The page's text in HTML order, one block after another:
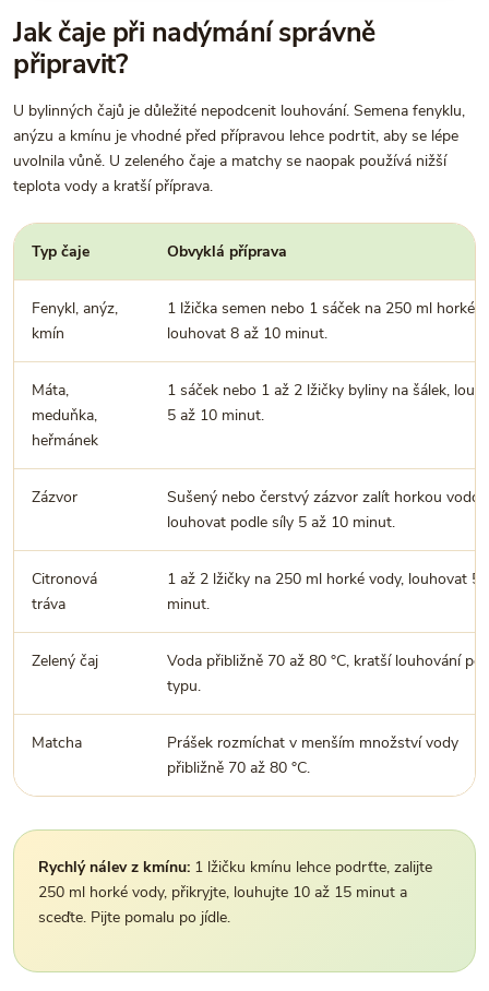
Jak čaje při nadýmání správně
připravit?
U bylinných čajů je důležité nepodcenit louhování. Semena fenyklu,
anýzu a kmínu je vhodné před přípravou lehce podrtit, aby se lépe
uvolnila vůně. U zeleného čaje a matchy se naopak používá nižší
teplota vody a kratší příprava.
Typ čaje Obvyklá příprava
Fenykl, anýz,
kmín
1 lžička semen nebo 1 sáček na 250 ml horké
louhovat 8 až 10 minut.
Máta,
meduňka,
heřmánek
1 sáček nebo 1 až 2 lžičky byliny na šálek,
5 až 10 minut.
Zázvor
Sušený nebo čerstvý zázvor zalít horkou
louhovat podle síly 5 až 10 minut.
Citronová
tráva
1 až 2 lžičky na 250 ml horké vody, louhovat 5
minut.
Zelený čaj
Voda přibližně 70 až 80 °C, kratší louhování
typu.
Matcha
Prášek rozmíchat v menším množství vody
přibližně 70 až 80 °C.
Rychlý nálev z kmínu: 1 lžičku kmínu lehce podrťte, zalijte
250 ml horké vody, přikryjte, louhujte 10 až 15 minut a
sceďte. Pijte pomalu po jídle.